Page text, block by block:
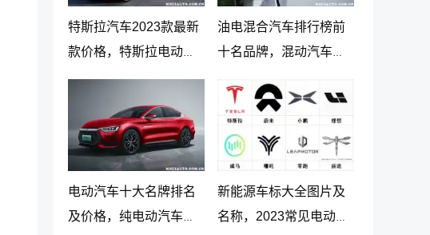
特斯拉汽车2023款最新
款价格，特斯拉电动汽
车价格及落地价
油电混合汽车排行榜前
十名品牌，混动汽车十
电动汽车十大名牌排名
及价格，纯电动汽车排
新能源车标大全图片及
名称，2023常见电动汽